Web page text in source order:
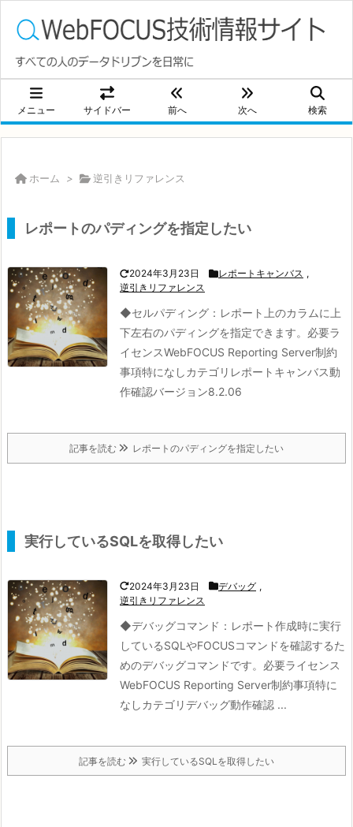
メニュー サイドバー 前へ 次へ 検索
ホーム > 逆引きリファレンス
レポートのパディングを指定したい
2024年3月23日 レポートキャンバス ,
逆引きリファレンス
◆セルパディング： レポート上のカラムに上
下左右のパディングを指定できます。 必要ラ
イセンスWebFOCUS Reporting Server制約
事項特になしカテゴリレポートキャンバス動
作確認バージョン8.2.06
記事を読む レポートのパディングを指定したい
実行しているSQLを取得したい
2024年3月23日 デバッグ ,
逆引きリファレンス
◆デバッグコマンド： レポート作成時に実行
しているSQLやFOCUSコマンドを確認するた
めのデバッグコマンドです。 必要ライセンス
WebFOCUS Reporting Server制約事項特に
なしカテゴリデバッグ動作確認 ...
記事を読む 実行しているSQLを取得したい